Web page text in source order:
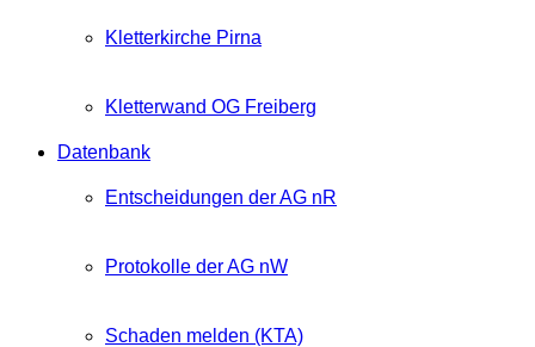
Kletterkirche Pirna
Kletterwand OG Freiberg
Datenbank
Entscheidungen der AG nR
Protokolle der AG nW
Schaden melden (KTA)